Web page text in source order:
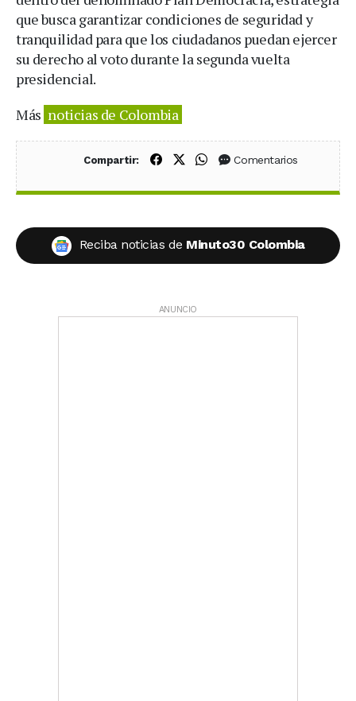
que busca garantizar condiciones de seguridad y
tranquilidad para que los ciudadanos puedan ejercer
su derecho al voto durante la segunda vuelta
presidencial.
Más noticias de Colombia
Compartir: Compartir en Facebook
Compartir en X (Twitter)
Compartir en WhatsApp
Comentarios
Reciba noticias de Minuto30 Colombia
ANUNCIO